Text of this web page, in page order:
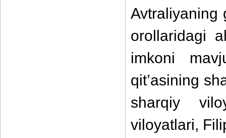
Avtraliyaning
orollaridagi
imkoni
qit’asining
sharqiy
viloyatlari,